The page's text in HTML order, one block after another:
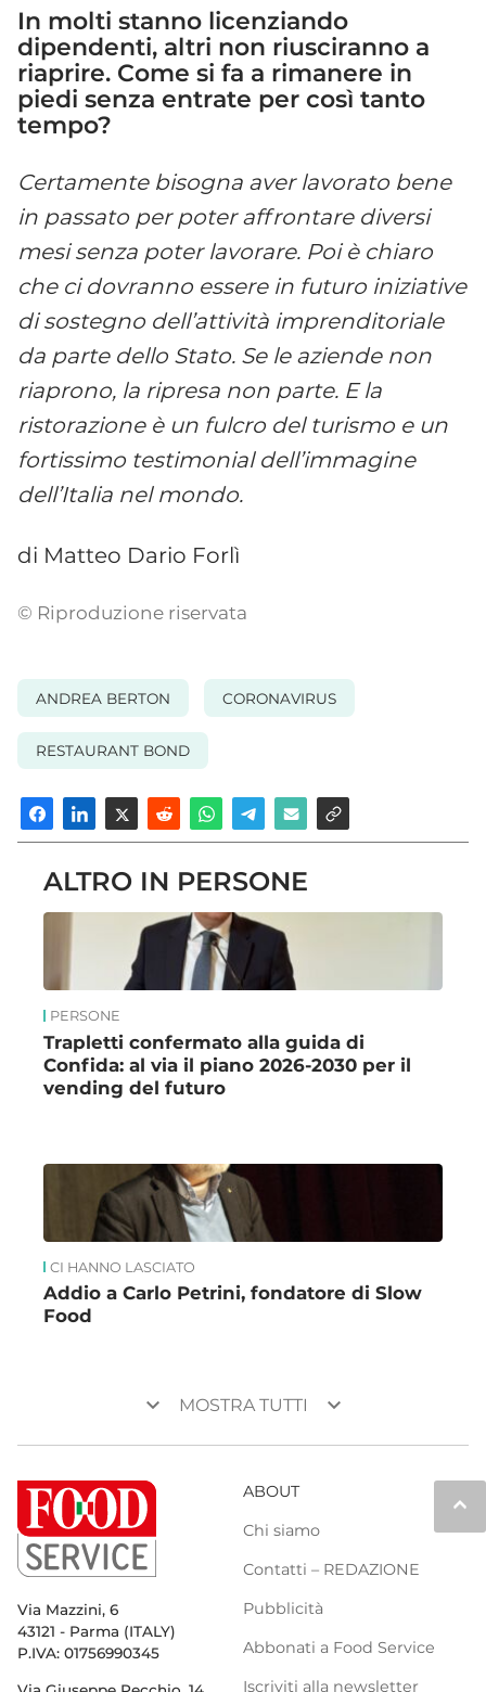
In molti stanno licenziando
dipendenti, altri non riusciranno a
riaprire. Come si fa a rimanere in
piedi senza entrate per così tanto
tempo?
Certamente bisogna aver lavorato bene
in passato per poter affrontare diversi
mesi senza poter lavorare. Poi è chiaro
che ci dovranno essere in futuro iniziative
di sostegno dell’attività imprenditoriale
da parte dello Stato. Se le aziende non
riaprono, la ripresa non parte. E la
ristorazione è un fulcro del turismo e un
fortissimo testimonial dell’immagine
dell’Italia nel mondo.
di Matteo Dario Forlì
© Riproduzione riservata
ANDREA BERTON CORONAVIRUS
RESTAURANT BOND
ALTRO IN PERSONE
PERSONE
Trapletti confermato alla guida di
Confida: al via il piano 2026-2030 per il
vending del futuro
CI HANNO LASCIATO
Addio a Carlo Petrini, fondatore di Slow
Food
keyboard_arrow_down MOSTRA TUTTI keyboard_arrow_down
keyboard_arrow_up
Via Mazzini, 6
43121 - Parma (ITALY)
P.IVA: 01756990345
ABOUT
Chi siamo
Contatti – REDAZIONE
Pubblicità
Abbonati a Food Service
Iscriviti alla newsletter